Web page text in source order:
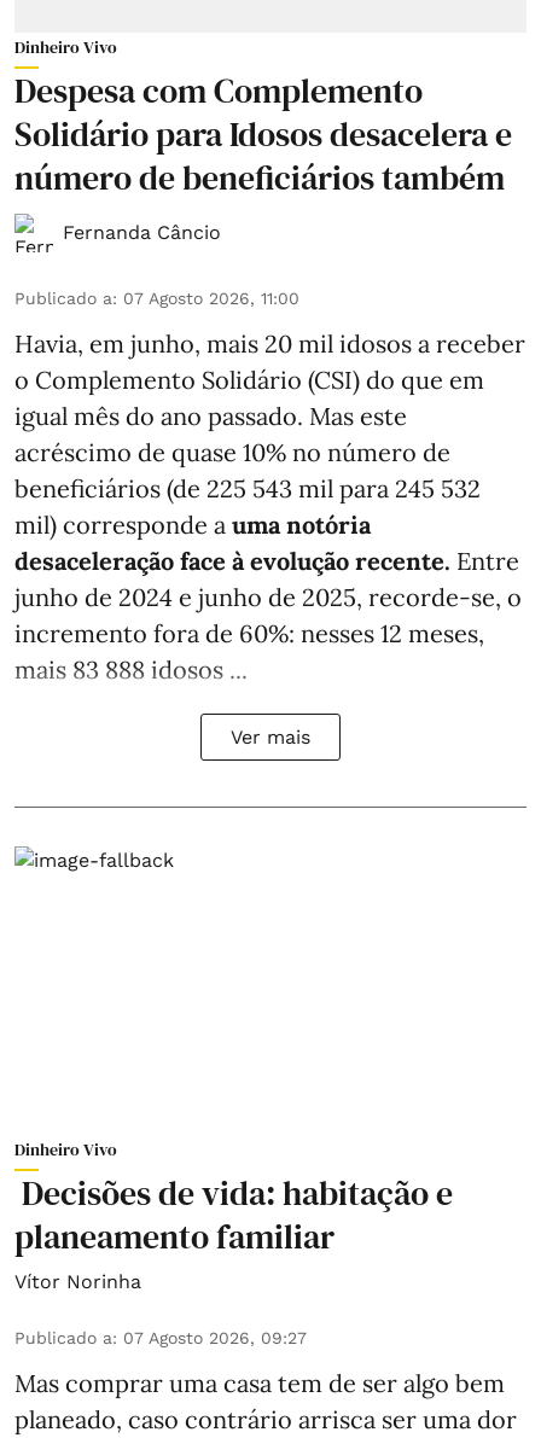
Dinheiro Vivo
Despesa com Complemento
Solidário para Idosos desacelera e
número de beneficiários também
Fernanda Câncio
Publicado a: 07 Agosto 2026, 11:00
Havia, em junho, mais 20 mil idosos a receber
o Complemento Solidário (CSI) do que em
igual mês do ano passado. Mas este
acréscimo de quase 10% no número de
beneficiários (de 225 543 mil para 245 532
mil) corresponde a uma notória
desaceleração face à evolução recente. Entre
junho de 2024 e junho de 2025, recorde-se, o
incremento fora de 60%: nesses 12 meses,
mais 83 888 idosos ...
Ver mais
Dinheiro Vivo
Decisões de vida: habitação e
planeamento familiar
Vítor Norinha
Publicado a: 07 Agosto 2026, 09:27
Mas comprar uma casa tem de ser algo bem
planeado, caso contrário arrisca ser uma dor